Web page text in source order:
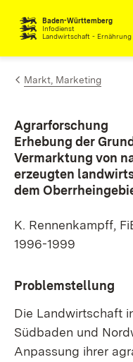
Zum Inhalt
Baden-Württemberg
Infodienst
Landwirtschaft - Ernährung
Markt, Marketing
Agrarforschung
Erhebung der
Vermarktung von
erzeugten
dem
K. Rennenkampff,
1996-1999
Problemstellung
Die Landwirtschaft
Südbaden und
Anpassung ihrer